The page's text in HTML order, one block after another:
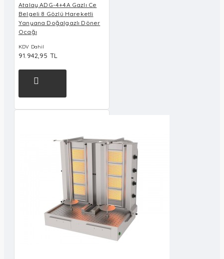
Atalay ADG-4+4A Gazlı Ce
Belgeli 8 Gözlü Hareketli
Yanyana Doğalgazlı Döner
Ocağı
KDV Dahil
91.942,95 TL